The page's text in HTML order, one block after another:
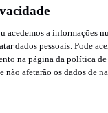
acedemos a informações
dados pessoais. Pode
na página da política
não afetarão os dados de